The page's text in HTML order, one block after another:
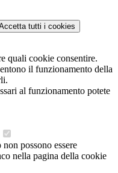
tutti i cookies
quali cookie consentire.
il funzionamento della
al funzionamento potete
possono essere
nella pagina della cookie